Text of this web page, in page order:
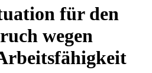
für den
wegen